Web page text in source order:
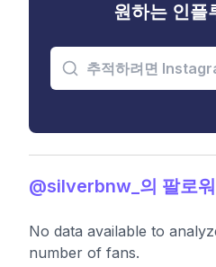
원하는 인플
@silverbnw_의 팔로
No data available to
number of fans.